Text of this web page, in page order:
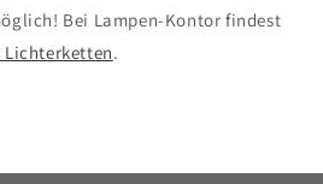
Bei Lampen-Kontor findest
Lichterketten.